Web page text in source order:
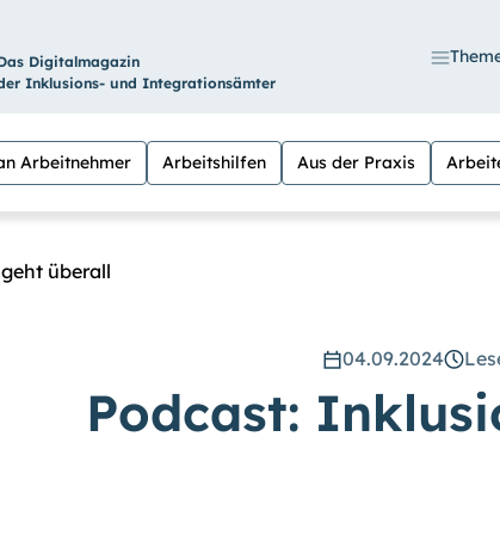
Digitalmagazin
Inklusions- und Integrationsämter
Arbeitnehmer Arbeitshilfen Aus der Praxis
besteht hier die Möglichkeit, den
Lesbarkeit können Sie außerdem die
überall
04.09.2024
Podcast: